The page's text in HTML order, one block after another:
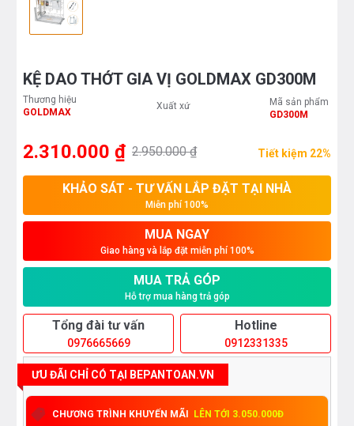
KỆ DAO THỚT GIA VỊ GOLDMAX GD300M
Thương hiệu
GOLDMAX
Xuất xứ
Mã sản phẩm
GD300M
2.310.000 ₫ 2.950.000 ₫ Tiết kiệm 22%
KHẢO SÁT - TƯ VẤN LẮP ĐẶT TẠI NHÀ
Miễn phí 100%
MUA NGAY
Giao hàng và lắp đặt miễn phí 100%
MUA TRẢ GÓP
Hỗ trợ mua hàng trả góp
Tổng đài tư vấn
0976665669
Hotline
0912331335
ƯU ĐÃI CHỈ CÓ TẠI BEPANTOAN.VN
CHƯƠNG TRÌNH KHUYẾN MÃI LÊN TỚI 3.050.000Đ